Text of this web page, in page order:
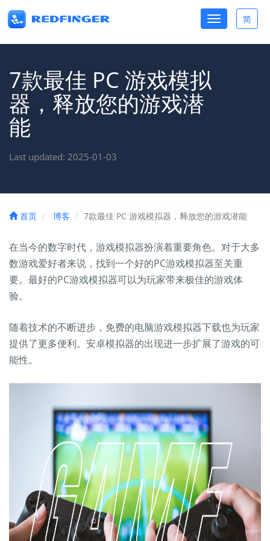
Toggle
简
Toggle
navigation
7款最佳 PC 游戏模拟
器，释放您的游戏潜
能
Last updated: 2025-01-03
首页 博客 7款最佳 PC 游戏模拟器，释放您的游戏潜能
在当今的数字时代，游戏模拟器扮演着重要角色。对于大多
数游戏爱好者来说，找到一个好的PC游戏模拟器至关重
要。最好的PC游戏模拟器可以为玩家带来极佳的游戏体
验。
随着技术的不断进步，免费的电脑游戏模拟器下载也为玩家
提供了更多便利。安卓模拟器的出现进一步扩展了游戏的可
能性。